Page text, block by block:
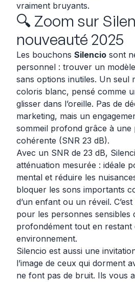
vraiment bruyants.
🔍 Zoom sur
nouveauté 2025
Les bouchons Silencio sont
personnel : trouver un
sans options inutiles. Un seul
coloris blanc, pensé comme
glisser dans l’oreille. Pas de
marketing, mais un
sommeil profond grâce à
cohérente (SNR 23 dB).
Avec un SNR de 23 dB,
atténuation mesurée : idéale
mental et réduire les
bloquer les sons importants
d’un enfant ou un réveil.
pour les personnes sensibles
profondément tout en restant
environnement.
Silencio est aussi une
l’image de ceux qui dorment
ne font pas de bruit. Ils vous